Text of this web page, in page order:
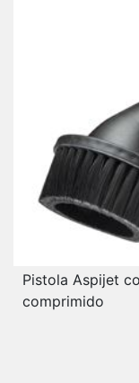
Pistola Aspijet
comprimido